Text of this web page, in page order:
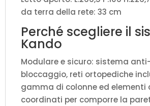
da terra della rete: 33 cm
Perché scegliere il
Kando
Modulare e sicuro: sistema
bloccaggio, reti ortopediche
gamma di colonne ed elementi
coordinati per comporre la